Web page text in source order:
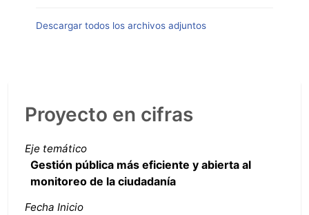
Descargar todos los archivos adjuntos
Proyecto en cifras
Eje temático
Gestión pública más eficiente y abierta al
monitoreo de la ciudadanía
Fecha Inicio